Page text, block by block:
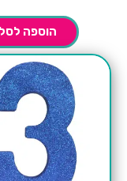
הוספה לסל